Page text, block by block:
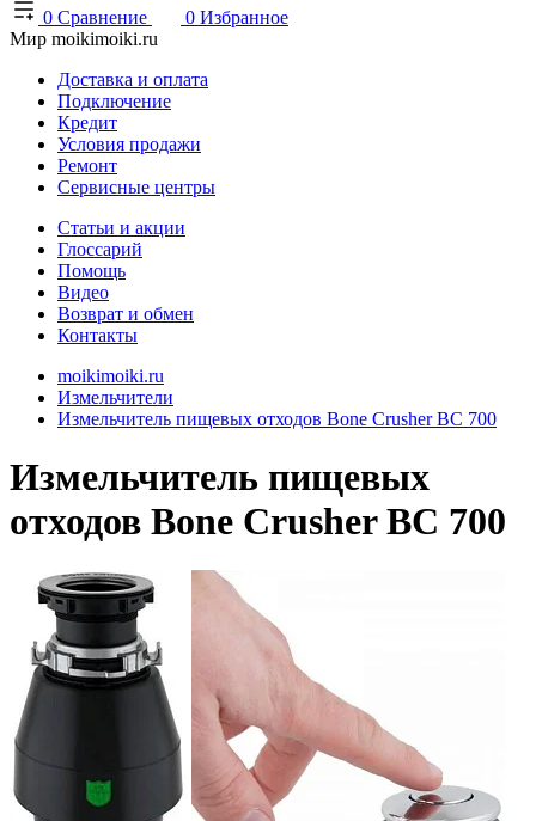
0 Сравнение 0 Избранное
Мир moikimoiki.ru
Доставка и оплата
Подключение
Кредит
Условия продажи
Ремонт
Сервисные центры
Статьи и акции
Глоссарий
Помощь
Видео
Возврат и обмен
Контакты
moikimoiki.ru
Измельчители
Измельчитель пищевых отходов Bone Crusher BC 700
Измельчитель пищевых
отходов Bone Crusher BC 700